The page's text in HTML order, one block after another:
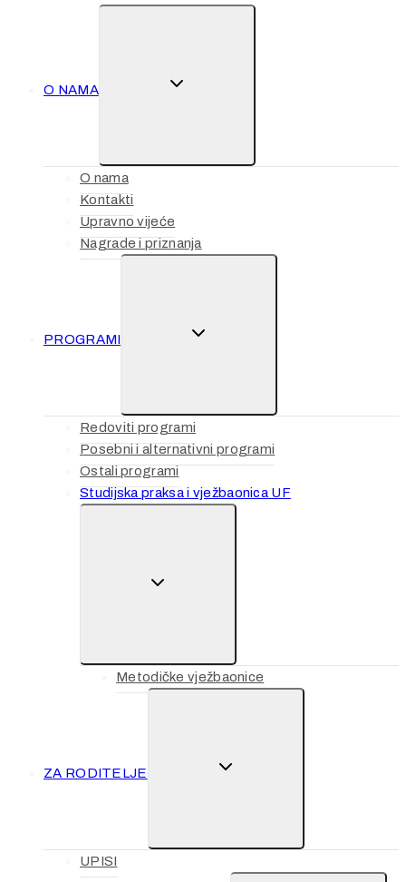
O NAMA
TOGGLE
O nama
Kontakti
Upravno vijeće
Nagrade i priznanja
PROGRAMI
TOGGLE
Redoviti programi
Posebni i alternativni programi
Ostali programi
Studijska praksa i vježbaonica UF
TOGGLE
Metodičke vježbaonice
ZA RODITELJE
TOGGLE
UPISI